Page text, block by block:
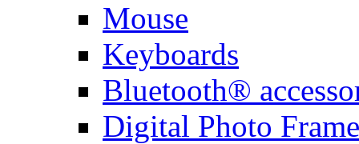
Mouse
Keyboards
Bluetooth®
Digital Photo